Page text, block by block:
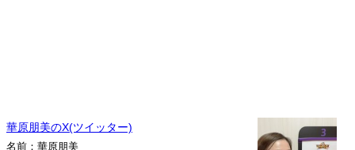
華原朋美のX(ツイッター)
名前：華原朋美